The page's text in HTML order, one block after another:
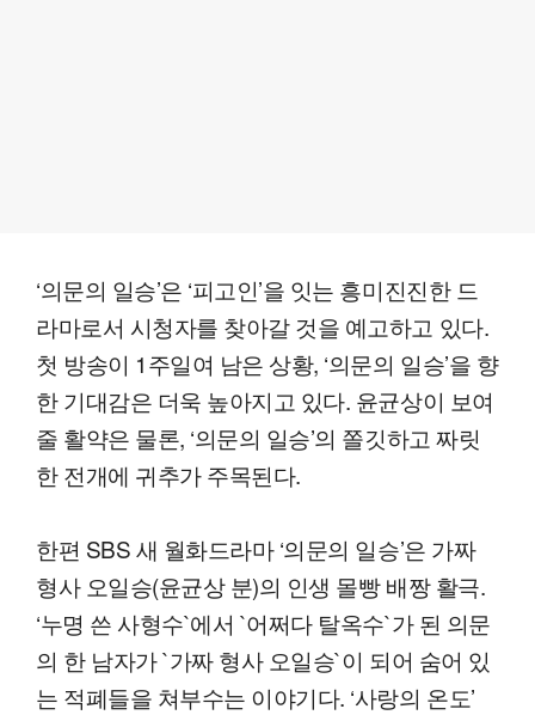
‘의문의 일승’은 ‘피고인’을 잇는 흥미진진한 드
라마로서 시청자를 찾아갈 것을 예고하고 있다.
첫 방송이 1주일여 남은 상황, ‘의문의 일승’을 향
한 기대감은 더욱 높아지고 있다. 윤균상이 보여
줄 활약은 물론, ‘의문의 일승’의 쫄깃하고 짜릿
한 전개에 귀추가 주목된다.
한편 SBS 새 월화드라마 ‘의문의 일승’은 가짜
형사 오일승(윤균상 분)의 인생 몰빵 배짱 활극.
‘누명 쓴 사형수`에서 `어쩌다 탈옥수`가 된 의문
의 한 남자가 `가짜 형사 오일승`이 되어 숨어 있
는 적폐들을 쳐부수는 이야기다. ‘사랑의 온도’